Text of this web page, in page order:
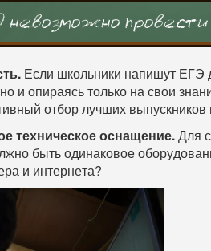
провести
Если школьники напишут ЕГЭ
и опираясь только на свои
отбор лучших выпускников
техническое оснащение.Для
быть одинаковое
и интернета?